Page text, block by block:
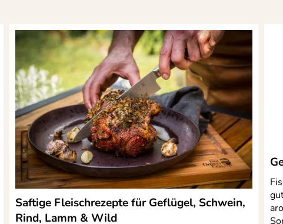
Saftige Fleischrezepte für Geflügel, Schwein,
Rind, Lamm & Wild